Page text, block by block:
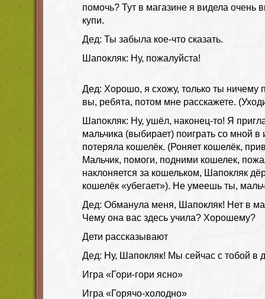
помочь? Тут в магазине я видела очень
купи.
Дед: Ты забыла кое-что сказать.
Шапокляк: Ну, пожалуйста!
Дед: Хорошо, я схожу, только ты ничему
вы, ребята, потом мне расскажете.
Шапокляк: Ну, ушёл, наконец-то! Я
мальчика (выбирает) поиграть со мной
потеряла кошелёк. (Роняет кошелёк,
Мальчик, помоги, подними кошелек,
наклоняется за кошельком, Шапокляк
кошелёк «убегает»). Не умеешь ты,
Дед: Обманула меня, Шапокляк! Нет в
Чему она вас здесь учила? Хорошему?
Дети рассказывают
Дед: Ну, Шапокляк! Мы сейчас с тобой в
Игра «Гори-гори ясно»
Игра «Горячо-холодно»